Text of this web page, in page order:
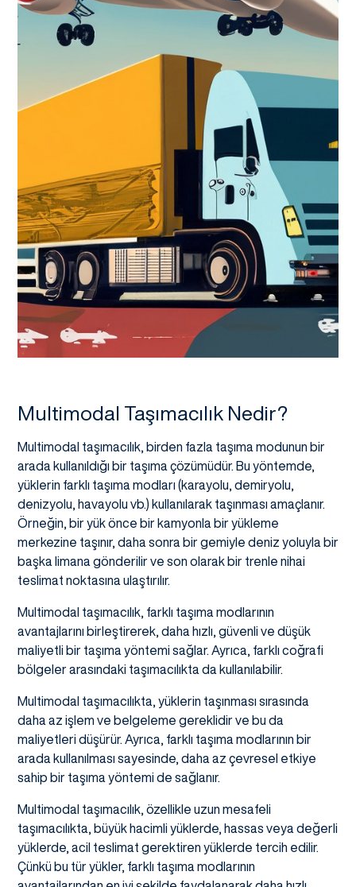
Multimodal Taşımacılık Nedir?
Multimodal taşımacılık, birden fazla taşıma modunun bir
arada kullanıldığı bir taşıma çözümüdür. Bu yöntemde,
yüklerin farklı taşıma modları (karayolu, demiryolu,
denizyolu, havayolu vb.) kullanılarak taşınması amaçlanır.
Örneğin, bir yük önce bir kamyonla bir yükleme
merkezine taşınır, daha sonra bir gemiyle deniz yoluyla bir
başka limana gönderilir ve son olarak bir trenle nihai
teslimat noktasına ulaştırılır.
Multimodal taşımacılık, farklı taşıma modlarının
avantajlarını birleştirerek, daha hızlı, güvenli ve düşük
maliyetli bir taşıma yöntemi sağlar. Ayrıca, farklı coğrafi
bölgeler arasındaki taşımacılıkta da kullanılabilir.
Multimodal taşımacılıkta, yüklerin taşınması sırasında
daha az işlem ve belgeleme gereklidir ve bu da
maliyetleri düşürür. Ayrıca, farklı taşıma modlarının bir
arada kullanılması sayesinde, daha az çevresel etkiye
sahip bir taşıma yöntemi de sağlanır.
Multimodal taşımacılık, özellikle uzun mesafeli
taşımacılıkta, büyük hacimli yüklerde, hassas veya değerli
yüklerde, acil teslimat gerektiren yüklerde tercih edilir.
Çünkü bu tür yükler, farklı taşıma modlarının